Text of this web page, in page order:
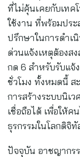
ที่ไม่คุ้นเคยกับเทค
ใช้งาน ที่พร้อมปร
ปรึกษาในการดำเ
ด่วนแจ้งเหตุต้องส
กด 6 สำหรับรับแจ้
ชั่วโมง ทั้งหมดนี้ ส
การสร้างระบบนิเ
เชื่อถือได้ เพื่อให้
ธุรกรรมในโลกดิจิ
ปัจจุบัน อาชญากร